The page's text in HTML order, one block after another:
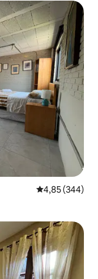
4,85 av 5 i
4,85 (344)